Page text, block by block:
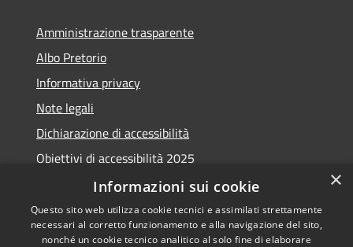
Amministrazione trasparente
Albo Pretorio
Informativa privacy
Note legali
Dichiarazione di accessibilità
Obiettivi di accessibilità 2025
Meccanismo di feedback
×
Informazioni sui cookie
Questo sito web utilizza cookie tecnici e assimilati strettamente
necessari al corretto funzionamento e alla navigazione del sito,
nonché un cookie tecnico analitico al solo fine di elaborare